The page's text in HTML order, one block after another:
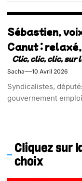
Sébastien,
Canut :
Sacha 10 Avril 2026
Syndicalistes,
gouvernement
Cliquez sur
choix